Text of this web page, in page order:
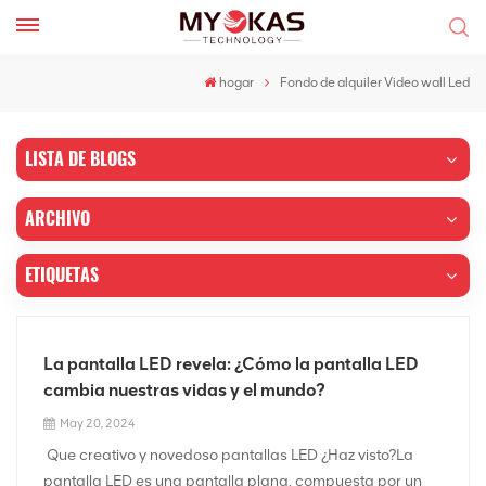
hogar Fondo de alquiler Video wall Led
LISTA DE BLOGS
ARCHIVO
ETIQUETAS
La pantalla LED revela: ¿Cómo la pantalla LED
cambia nuestras vidas y el mundo?
May 20, 2024
Que creativo y novedoso pantallas LED ¿Haz visto?La
pantalla LED es una pantalla plana, compuesta por un